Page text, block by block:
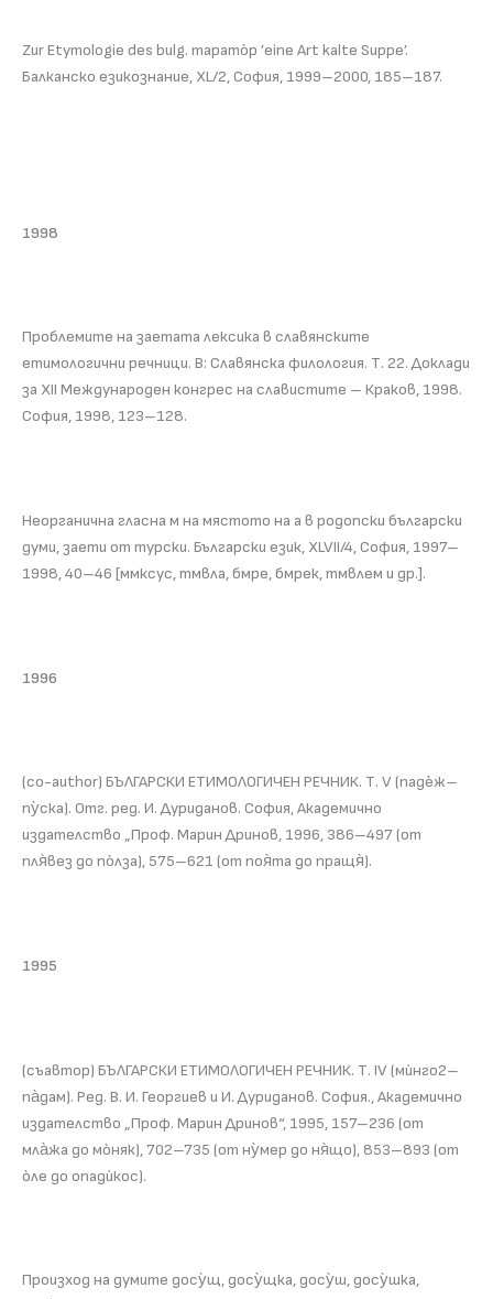
Zur Etymologie des bulg. таратòр ’eine Art kalte Suppe’.
Балканско езикознание, XL/2, София, 1999–2000, 185–187.
1998
Проблемите на заетата лексика в славянските
етимологични речници. В: Славянска филология. Т. 22. Доклади
за XII Международен конгрес на славистите – Краков, 1998.
София, 1998, 123–128.
Неорганична гласна м на мястото на а в родопски български
думи, заети от турски. Български език, XLVII/4, София, 1997–
1998, 40–46 [ммксус, тмвла, бмре, бмрек, тмвлем и др.].
1996
(co-author) БЪЛГАРСКИ ЕТИМОЛОГИЧЕН РЕЧНИК. Т. V (падѐж–
пу̀ска). Отг. ред. И. Дуриданов. София, Академично
издателство „Проф. Марин Дринов, 1996, 386–497 (от
пля̀вез до пòлза), 575–621 (от поя̀та до пращя̀).
1995
(съавтор) БЪЛГАРСКИ ЕТИМОЛОГИЧЕН РЕЧНИК. Т. IV (мѝнго2–
па̀дам). Ред. В. И. Георгиев и И. Дуриданов. София., Академично
издателство „Проф. Марин Дринов“, 1995, 157–236 (от
мла̀жа до мòняк), 702–735 (от ну̀мер до ня̀що), 853–893 (от
òле до опадѝкос).
Произход на думите досу̀щ, досу̀щка, досу̀ш, досу̀шка,